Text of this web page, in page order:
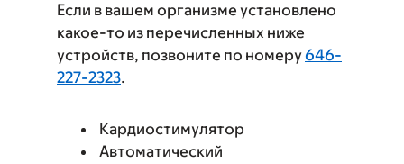
Если в вашем организме установлено
какое-то из перечисленных ниже
устройств, позвоните по номеру646-
227-2323.
Кардиостимулятор
Автоматический